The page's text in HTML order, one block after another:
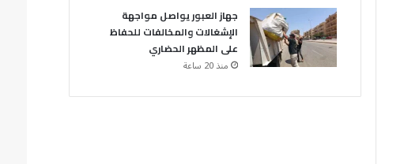
جهاز العبور يواصل مواجهة
الإشغالات والمخالفات للحفاظ
على المظهر الحضاري
منذ 20 ساعة